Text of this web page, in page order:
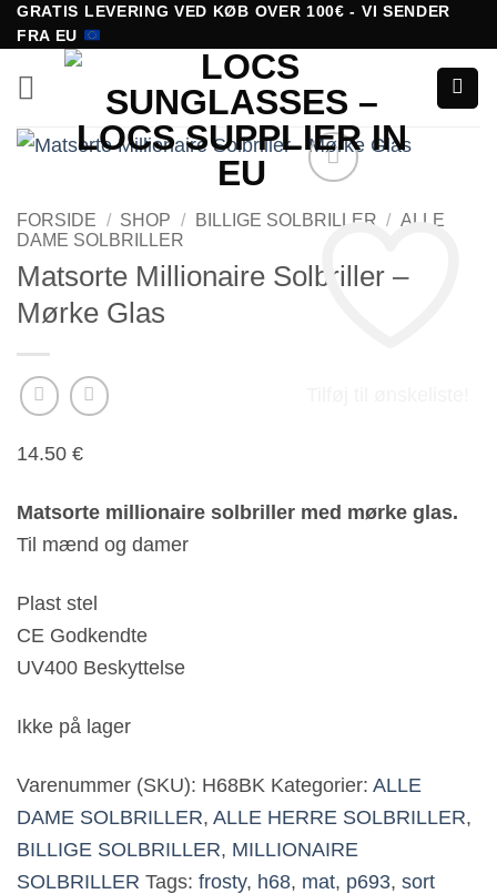
Fortsæt
til
indhold
GRATIS LEVERING VED KØB OVER 100€ - VI SENDER
FRA EU
FORSIDE / SHOP / BILLIGE SOLBRILLER / ALLE
DAME SOLBRILLER
Matsorte Millionaire Solbriller –
Mørke Glas
14.50 €
Matsorte millionaire solbriller med mørke glas.
Til mænd og damer
Plast stel
CE Godkendte
UV400 Beskyttelse
Ikke på lager
Varenummer (SKU): H68BK Kategorier: ALLE
DAME SOLBRILLER, ALLE HERRE SOLBRILLER,
BILLIGE SOLBRILLER, MILLIONAIRE
SOLBRILLER Tags: frosty, h68, mat, p693, sort